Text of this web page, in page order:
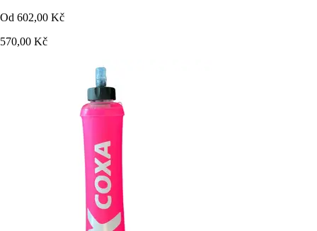
Od 602,00 Kč
570,00 Kč